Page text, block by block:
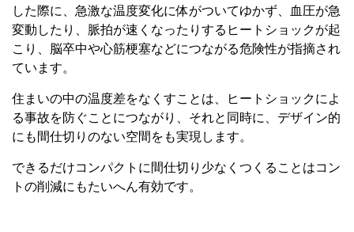
した際に、急激な温度変化に体がついてゆかず、血圧が急
変動したり、脈拍が速くなったりするヒートショックが起
こり、脳卒中や心筋梗塞などにつながる危険性が指摘され
ています。
住まいの中の温度差をなくすことは、ヒートショックによ
る事故を防ぐことにつながり、それと同時に、デザイン的
にも間仕切りのない空間をも実現します。
できるだけコンパクトに間仕切り少なくつくることはコン
トの削減にもたいへん有効です。